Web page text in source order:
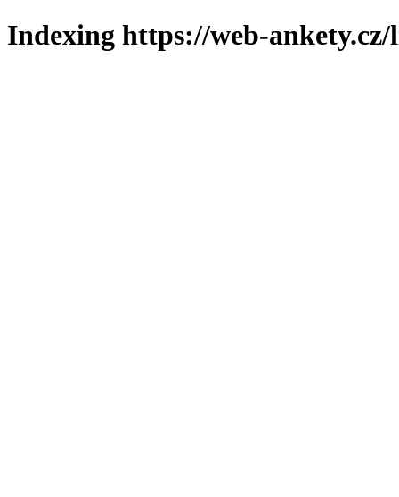
Indexing https://web-